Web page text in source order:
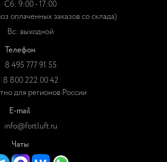
Сб: 9:00 - 17:00
оплаченных заказов со склада)
Вс: выходной
Телефон
8 495 777 91 55
8 800 222 00 42
для регионов России
E-mail
info@fortluft.ru
Чаты